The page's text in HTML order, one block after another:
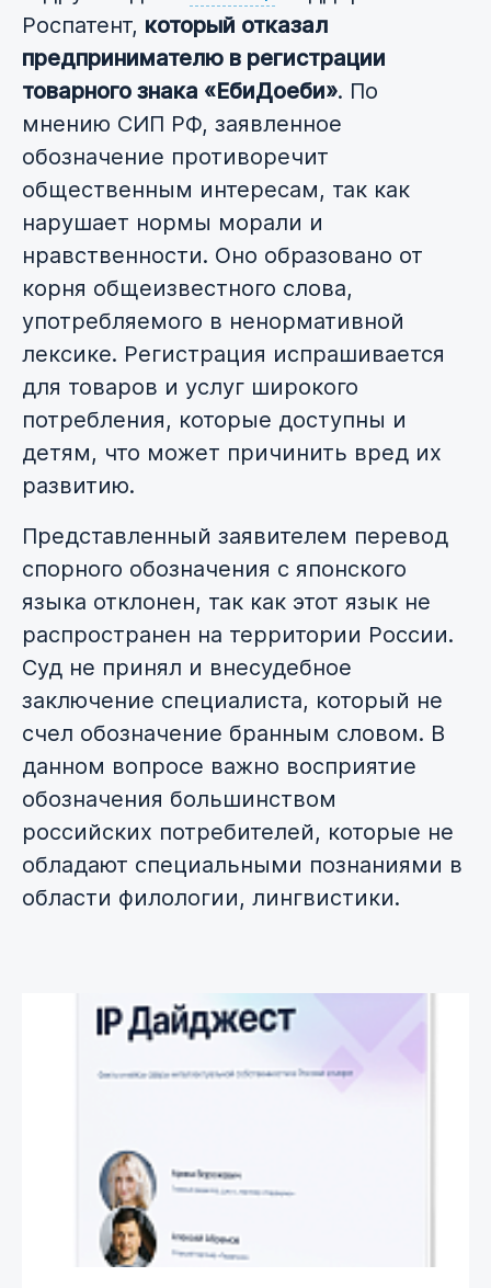
Роспатент, который отказал
предпринимателю в регистрации
товарного знака «ЕбиДоеби». По
мнению СИП РФ, заявленное
обозначение противоречит
общественным интересам, так как
нарушает нормы морали и
нравственности. Оно образовано от
корня общеизвестного слова,
употребляемого в ненормативной
лексике. Регистрация испрашивается
для товаров и услуг широкого
потребления, которые доступны и
детям, что может причинить вред их
развитию.
Представленный заявителем перевод
спорного обозначения с японского
языка отклонен, так как этот язык не
распространен на территории России.
Суд не принял и внесудебное
заключение специалиста, который не
счел обозначение бранным словом. В
данном вопросе важно восприятие
обозначения большинством
российских потребителей, которые не
обладают специальными познаниями в
области филологии, лингвистики.